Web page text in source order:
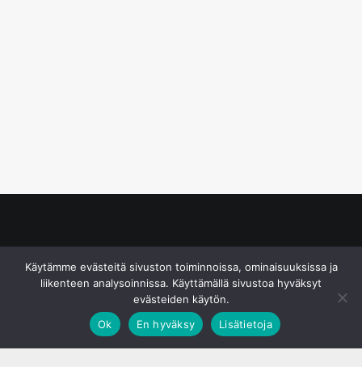
Käytämme evästeitä sivuston toiminnoissa, ominaisuuksissa ja
liikenteen analysoinnissa. Käyttämällä sivustoa hyväksyt
evästeiden käytön.
Ok
En hyväksy Lisätietoja